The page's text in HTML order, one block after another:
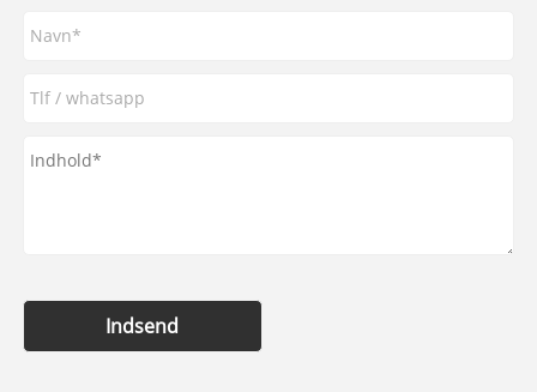
Indsend